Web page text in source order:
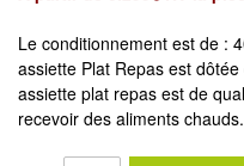
(2
Le conditionnement est de :
assiette Plat Repas est
assiette plat repas est de
recevoir des aliments chauds.